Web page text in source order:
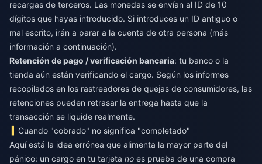
recargas de terceros. Las monedas se envían al ID de 10
dígitos que hayas introducido. Si introduces un ID antiguo o
mal escrito, irán a parar a la cuenta de otra persona (más
información a continuación).
Retención de pago / verificación bancaria: tu banco o la
tienda aún están verificando el cargo. Según los informes
recopilados en los rastreadores de quejas de consumidores, las
retenciones pueden retrasar la entrega hasta que la
transacción se liquide realmente.
Cuando "cobrado" no significa "completado"
Aquí está la idea errónea que alimenta la mayor parte del
pánico: un cargo en tu tarjeta no es prueba de una compra